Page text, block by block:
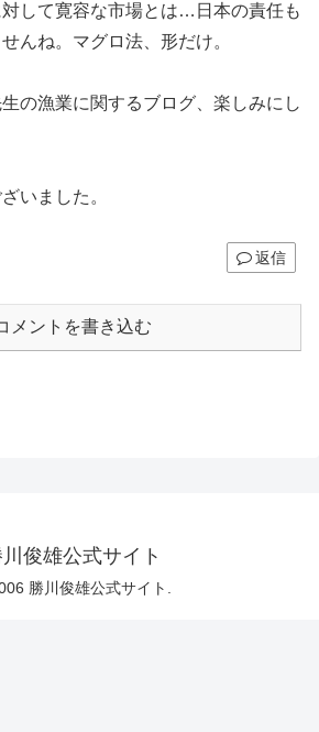
して寛容な市場とは…日本の責任も
んね。マグロ法、形だけ。
の漁業に関するブログ、楽しみにし
いました。
返信
メントを書き込む
川俊雄公式サイト
勝川俊雄公式サイト.